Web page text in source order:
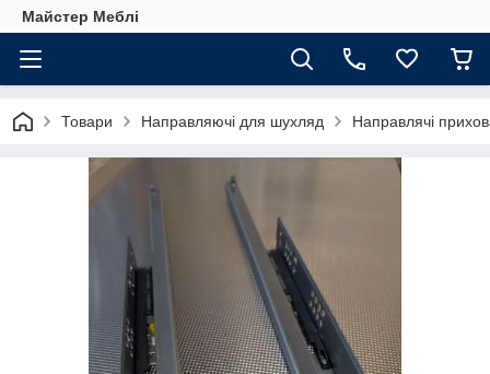
Майстер Меблі
Товари Направляючі для шухляд Направлячі